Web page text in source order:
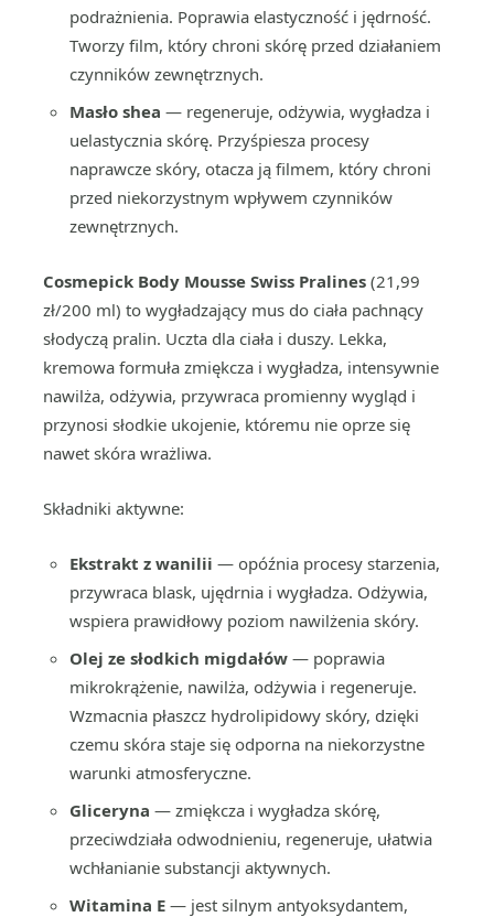
podrażnienia. Poprawia elastyczność i jędrność.
Tworzy film, który chroni skórę przed działaniem
czynników zewnętrznych.
Masło shea — regeneruje, odżywia, wygładza i
uelastycznia skórę. Przyśpiesza procesy
naprawcze skóry, otacza ją filmem, który chroni
przed niekorzystnym wpływem czynników
zewnętrznych.
Cosmepick Body Mousse Swiss Pralines (21,99
zł/200 ml) to wygładzający mus do ciała pachnący
słodyczą pralin. Uczta dla ciała i duszy. Lekka,
kremowa formuła zmiękcza i wygładza, intensywnie
nawilża, odżywia, przywraca promienny wygląd i
przynosi słodkie ukojenie, któremu nie oprze się
nawet skóra wrażliwa.
Składniki aktywne:
Ekstrakt z wanilii — opóźnia procesy starzenia,
przywraca blask, ujędrnia i wygładza. Odżywia,
wspiera prawidłowy poziom nawilżenia skóry.
Olej ze słodkich migdałów — poprawia
mikrokrążenie, nawilża, odżywia i regeneruje.
Wzmacnia płaszcz hydrolipidowy skóry, dzięki
czemu skóra staje się odporna na niekorzystne
warunki atmosferyczne.
Gliceryna — zmiękcza i wygładza skórę,
przeciwdziała odwodnieniu, regeneruje, ułatwia
wchłanianie substancji aktywnych.
Witamina E — jest silnym antyoksydantem,